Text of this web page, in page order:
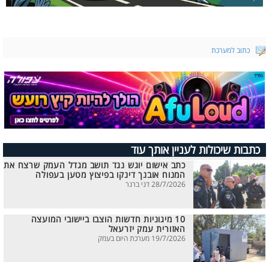
כתוב למערכת
כתבות שיכולות לעניין אותך עוד
כתב אישום יוגש נגד תושב מגדל העמק שרצח את
המנוח אובנך דינקו בפיצוץ מטען בעפולה
28/7/2026 דני ברנר
10 מיגוניות חדשות הוצבו ביישובי המועצה
האזורית עמק יזרעאל
19/7/2026 מערכת היום בעמק